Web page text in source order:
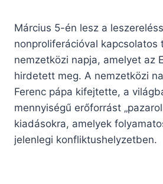
Március 5-én lesz a
nonproliferációval kapcsolatos
nemzetközi napja, amelyet az
hirdetett meg. A nemzetközi
Ferenc pápa kifejtette, a
mennyiségű erőforrást
kiadásokra, amelyek
jelenlegi konfliktushelyzetben.